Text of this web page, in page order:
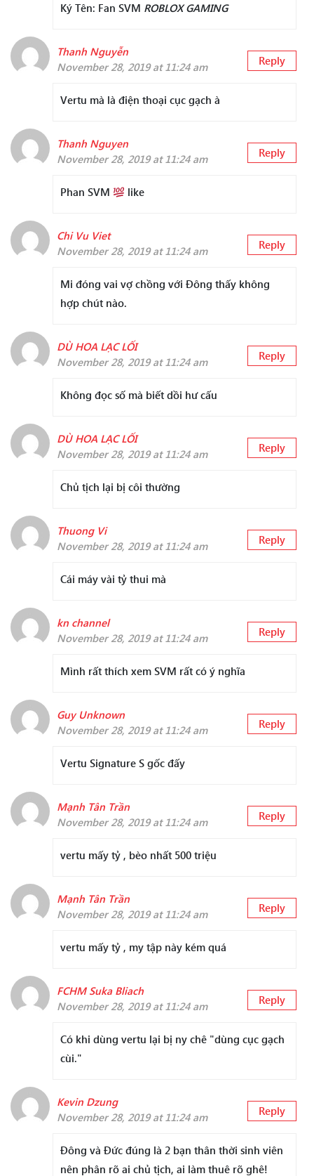
Ký Tên: Fan SVM ROBLOX GAMING
Thanh Nguyễn
November 28, 2019 at 11:24 am
Reply
Vertu mà là điện thoại cục gạch à
Thanh Nguyen
November 28, 2019 at 11:24 am
Reply
Phan SVM like
Chi Vu Viet
November 28, 2019 at 11:24 am
Reply
Mi đóng vai vợ chồng với Đông thấy không
hợp chút nào.
DÙ HOA LẠC LỐI
November 28, 2019 at 11:24 am
Reply
Không đọc số mà biết dồi hư cấu
DÙ HOA LẠC LỐI
November 28, 2019 at 11:24 am
Reply
Chủ tịch lại bị côi thường
Thuong Vi
November 28, 2019 at 11:24 am
Reply
Cái máy vài tỷ thui mà
kn channel
November 28, 2019 at 11:24 am
Reply
Mình rất thích xem SVM rất có ý nghĩa
Guy Unknown
November 28, 2019 at 11:24 am
Reply
Vertu Signature S gốc đấy
Mạnh Tân Trần
November 28, 2019 at 11:24 am
Reply
vertu mấy tỷ , bèo nhất 500 triệu
Mạnh Tân Trần
November 28, 2019 at 11:24 am
Reply
vertu mấy tỷ , my tập này kém quá
FCHM Suka Bliach
November 28, 2019 at 11:24 am
Reply
Có khi dùng vertu lại bị ny chê "dùng cục gạch
cùi."
Kevin Dzung
November 28, 2019 at 11:24 am
Reply
Đông và Đức đúng là 2 bạn thân thời sinh viên
nên phân rõ ai chủ tịch, ai làm thuê rõ ghê!